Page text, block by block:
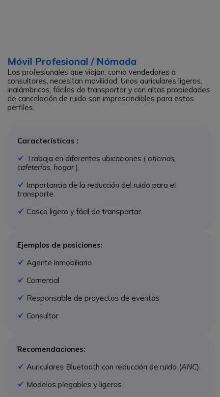
Móvil Profesional / Nómada
Los profesionales que viajan, como vendedores o
consultores, necesitan movilidad. Unos auriculares ligeros,
inalámbricos, fáciles de transportar y con altas propiedades
de cancelación de ruido son imprescindibles para estos
perfiles.
Características :
Icono
Trabaja en diferentes ubicaciones ( oficinas,
cafeterías, hogar).
Icono
Importancia de la reducción del ruido para el
transporte.
Icono
Casco ligero y fácil de transportar.
Ejemplos de posiciones:
Icono
Agente inmobiliario
Icono
Comercial
Icono
Responsable de proyectos de eventos
Icono
Consultor
Recomendaciones:
Icono
Auriculares Bluetooth con reducción de ruido (ANC).
Icono
Modelos plegables y ligeros.